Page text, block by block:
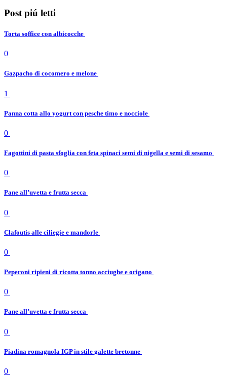
Post piú letti
Torta soffice con albicocche
0
Gazpacho di cocomero e melone
1
Panna cotta allo yogurt con pesche timo e nocciole
0
Fagottini di pasta sfoglia con feta spinaci semi di nigella e semi di sesamo
0
Pane all’uvetta e frutta secca
0
Clafoutis alle ciliegie e mandorle
0
Peperoni ripieni di ricotta tonno acciughe e origano
0
Pane all’uvetta e frutta secca
0
Piadina romagnola IGP in stile galette bretonne
0